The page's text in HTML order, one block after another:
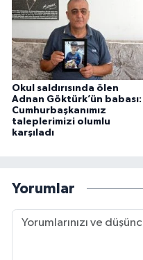
Okul saldırısında ölen
Adnan Göktürk’ün babası:
Cumhurbaşkanımız
taleplerimizi olumlu
karşıladı
Yorumlar